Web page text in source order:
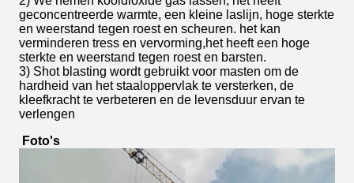
geconcentreerde warmte, een kleine laslijn, hoge sterkte
en weerstand tegen roest en scheuren. het kan
verminderen tress en vervorming,het heeft een hoge
sterkte en weerstand tegen roest en barsten.
3) Shot blasting wordt gebruikt voor masten om de
hardheid van het staaloppervlak te versterken, de
kleefkracht te verbeteren en de levensduur ervan te
verlengen
Foto's